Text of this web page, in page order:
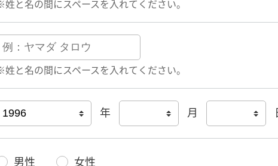
と名の間にスペースを入れてください。
と名の間にスペースを入れてください。
年 月
男性 女性